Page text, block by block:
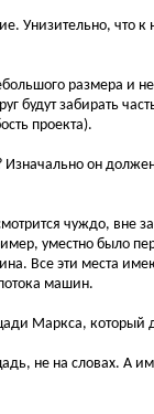
что к
размера и
будут забирать
проекта).
он
чуждо, вне
уместно было
Все эти места
машин.
Маркса, который
не на словах. А